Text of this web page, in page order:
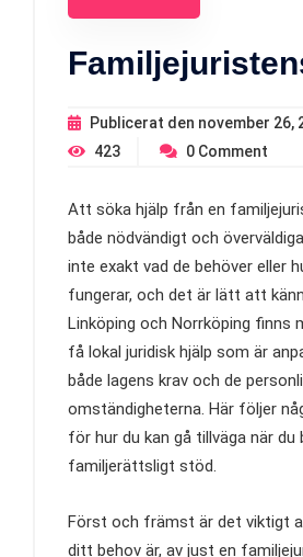
Publicerat den november 26,
423
0 Comment
Att söka hjälp från en
både nödvändigt och
inte exakt vad de behöver eller
fungerar, och det är lätt att
Linköping och Norrköping finns
få lokal juridisk hjälp som är
både lagens krav och de
omständigheterna. Här följer
för hur du kan gå tillväga när du
familjerättsligt stöd.
Först och främst är det viktigt
ditt behov är, av just en